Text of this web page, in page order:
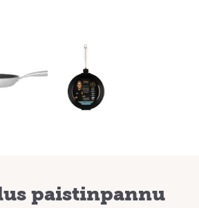
paistinpannu